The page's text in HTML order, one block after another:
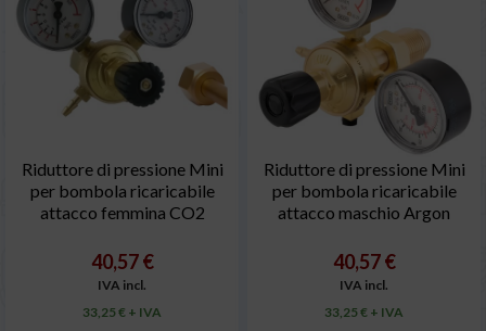
Riduttore di pressione Mini
per bombola ricaricabile
attacco femmina CO2
40,57 €
IVA incl.
33,25 € + IVA
Riduttore di pressione Mini
per bombola ricaricabile
attacco maschio Argon
40,57 €
IVA incl.
33,25 € + IVA